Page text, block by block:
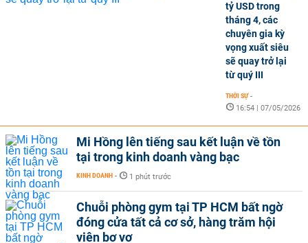
tỷ USD trong
tháng 4, các
chuyên gia kỳ
vọng xuất siêu
sẽ quay trở lại
từ quý III
THỜI SỰ -
16:54 | 07/05/2026
Mi Hồng lên tiếng sau kết luận về tồn
tại trong kinh doanh vàng bạc
KINH DOANH - 1 phút trước
Chuỗi phòng gym tại TP HCM bất ngờ
đóng cửa tất cả cơ sở, hàng trăm hội
viên bơ vơ